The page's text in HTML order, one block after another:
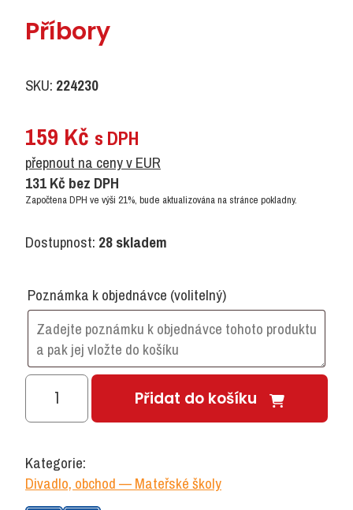
Příbory
SKU: 224230
159 Kč s DPH
přepnout na ceny v EUR
131Kč bez DPH
Započtena DPH ve výši 21%, bude aktualizována na stránce pokladny.
Dostupnost: 28 skladem
Poznámka k objednávce (volitelný)
Příbory
množství
Přidat do košíku
Kategorie:
Divadlo, obchod — Mateřské školy